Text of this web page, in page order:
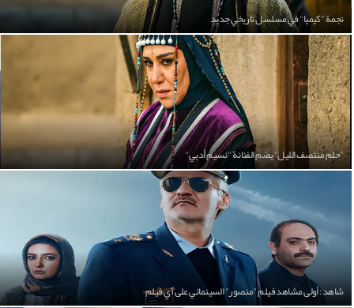
نجمة "كيميا" في مسلسل تاريخي جديد
"حلم منتصف الليل" يضم الفنانة "نسيم أدبي"
شاهد: أولى مشاهد فيلم "منصور" السينمائي على آي فيلم